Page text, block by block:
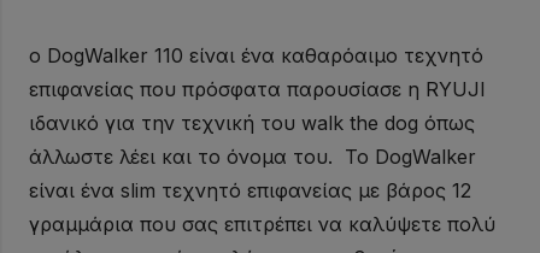
ο DogWalker 110 είναι ένα καθαρόαιμο τεχνητό
επιφανείας που πρόσφατα παρουσίασε η RYUJI
ιδανικό για την τεχνική του walk the dog όπως
άλλωστε λέει και το όνομα του. Το DogWalker
είναι ένα slim τεχνητό επιφανείας με βάρος 12
γραμμάρια που σας επιτρέπει να καλύψετε πολύ